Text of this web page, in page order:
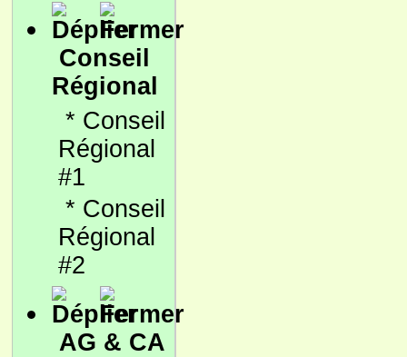
Conseil
Régional
* Conseil
Régional
#1
* Conseil
Régional
#2
AG & CA